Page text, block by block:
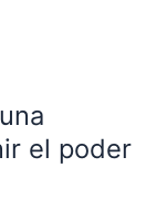
el poder